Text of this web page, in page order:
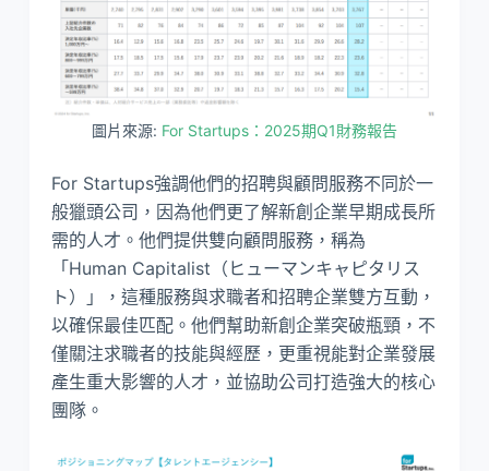
圖片來源: For Startups：2025期Q1財務報告
For Startups強調他們的招聘與顧問服務不同於一
般獵頭公司，因為他們更了解新創企業早期成長所
需的人才。他們提供雙向顧問服務，稱為
「Human Capitalist（ヒューマンキャピタリス
ト）」，這種服務與求職者和招聘企業雙方互動，
以確保最佳匹配。他們幫助新創企業突破瓶頸，不
僅關注求職者的技能與經歷，更重視能對企業發展
產生重大影響的人才，並協助公司打造強大的核心
團隊。